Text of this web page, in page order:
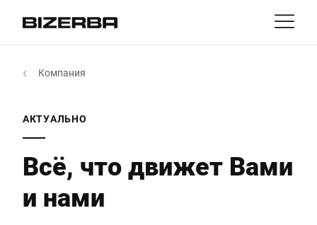
Опыт
MyBizerba
Америка
Компания
АКТУАЛЬНО
Всё, что движет Вами
и нами